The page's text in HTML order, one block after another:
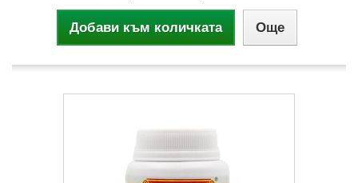
Добави към количката Още